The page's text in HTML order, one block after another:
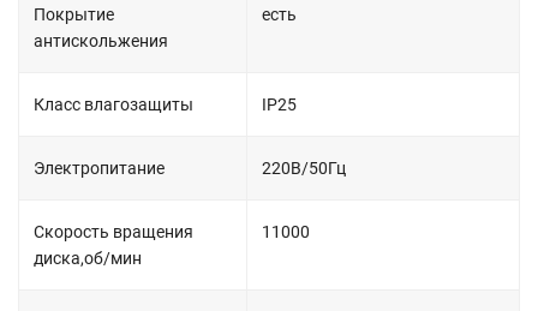
Покрытие
антискольжения
есть
Класс влагозащиты IP25
Электропитание 220В/50Гц
Скорость вращения
диска,об/мин
11000